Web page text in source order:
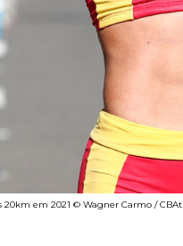
20km em 2021 © Wagner Carmo / CBAt